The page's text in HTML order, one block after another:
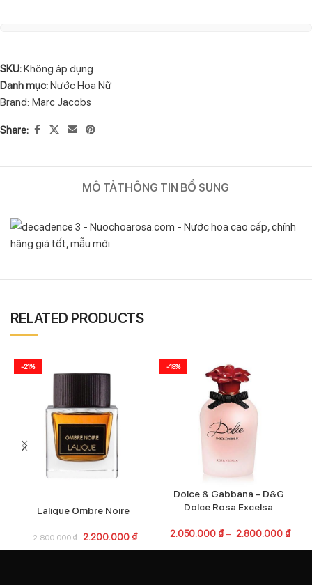
SKU:Không áp dụng
Danh mục:Nước Hoa Nữ
Brand: Marc Jacobs
Share:
MÔ TẢTHÔNG TIN BỔ SUNG
RELATED PRODUCTS
-21%
Lalique Ombre Noire
2.800.000₫ 2.200.000 ₫
-18%
Dolce & Gabbana – D&G
Dolce Rosa Excelsa
2.050.000 ₫– 2.800.000 ₫